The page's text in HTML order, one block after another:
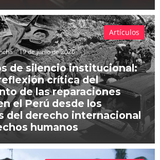
19 de junio de 2026
de silencio institucional:
crítica del
de las reparaciones
el Perú desde los
del derecho internacional
humanos
Artículos